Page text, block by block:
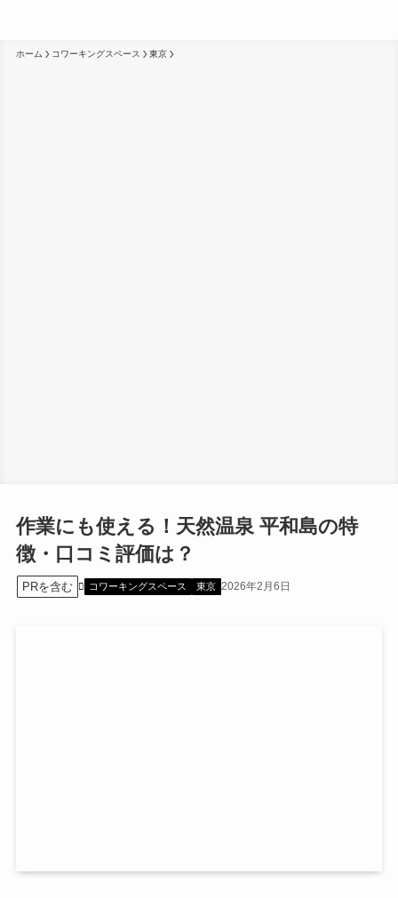
ホーム コワーキングスペース 東京
作業にも使える！天然温泉 平和島の特
徴・口コミ評価は？
PRを含む コワーキングスペース 東京 2026年2月6日